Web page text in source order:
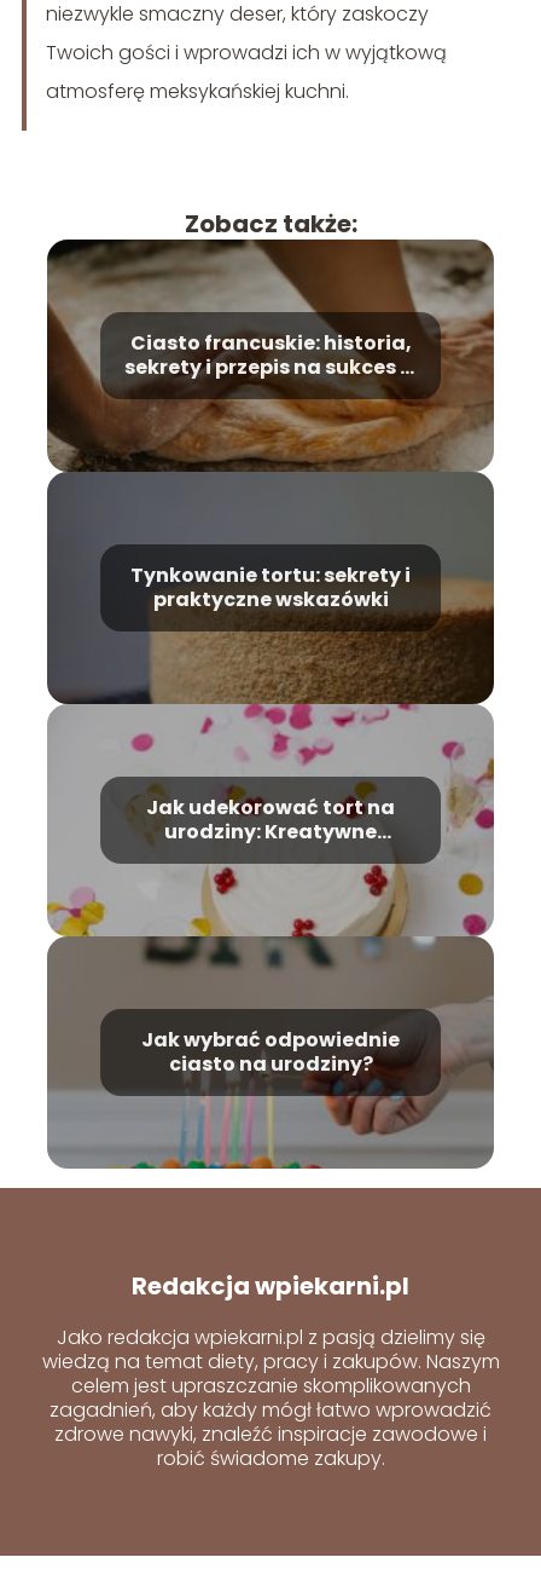
niezwykle smaczny deser, który zaskoczy
Twoich gości i wprowadzi ich w wyjątkową
atmosferę meksykańskiej kuchni.
Zobacz także:
Ciasto francuskie: historia,
sekrety i przepis na sukces w
kuchni
Tynkowanie tortu: sekrety i
praktyczne wskazówki
Jak udekorować tort na
urodziny: Kreatywne
pomysły na ozdabianie
tortu, które zachwycą
jubilata
Jak wybrać odpowiednie
ciasto na urodziny?
Redakcja wpiekarni.pl
Jako redakcja wpiekarni.pl z pasją dzielimy się
wiedzą na temat diety, pracy i zakupów. Naszym
celem jest upraszczanie skomplikowanych
zagadnień, aby każdy mógł łatwo wprowadzić
zdrowe nawyki, znaleźć inspiracje zawodowe i
robić świadome zakupy.